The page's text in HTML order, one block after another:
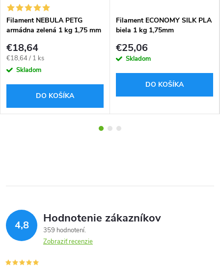
Filament NEBULA PETG
armádna zelená 1 kg 1,75 mm
€18,64
Jednotková
cena:
€18,64 / 1 ks
Skladom
DO KOŠÍKA
Filament ECONOMY SILK PLA
biela 1 kg 1,75mm
€25,06
Skladom
DO KOŠÍKA
4,8 Hodnotenie zákazníkov
359 hodnotení
Zobraziť recenzie